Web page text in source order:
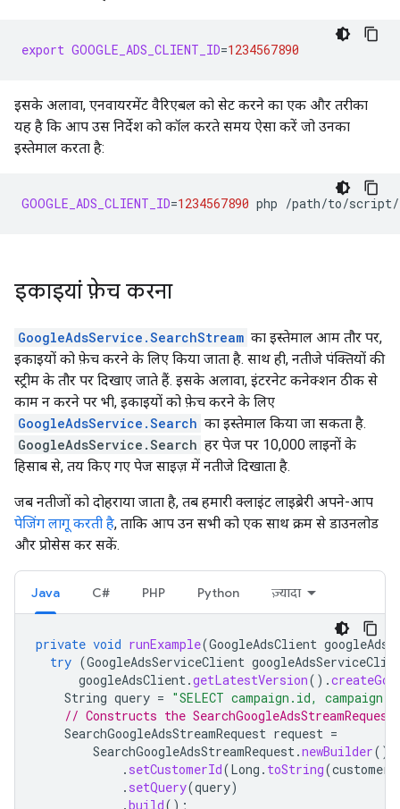
export GOOGLE_ADS_CLIENT_ID=1234567890
इसके अलावा, एनवायरमेंट वैरिएबल को सेट करने का एक और तरीका
यह है कि आप उस निर्देश को कॉल करते समय ऐसा करें जो उनका
इस्तेमाल करता है:
GOOGLE_ADS_CLIENT_ID=1234567890 php
इकाइयां फ़ेच करना
GoogleAdsService.SearchStream का इस्तेमाल आम तौर पर,
इकाइयों को फ़ेच करने के लिए किया जाता है. साथ ही, नतीजे पंक्तियों की
स्ट्रीम के तौर पर दिखाए जाते हैं. इसके अलावा, इंटरनेट कनेक्शन ठीक से
काम न करने पर भी, इकाइयों को फ़ेच करने के लिए
GoogleAdsService.Search का इस्तेमाल किया जा सकता है.
GoogleAdsService.Search हर पेज पर 10,000 लाइनों के
हिसाब से, तय किए गए पेज साइज़ में नतीजे दिखाता है.
जब नतीजों को दोहराया जाता है, तब हमारी क्लाइंट लाइब्रेरी अपने-आप
पेजिंग लागू करती है, ताकि आप उन सभी को एक साथ क्रम से डाउनलोड
और प्रोसेस कर सकें.
Java C# PHP Python ज़्यादा
private void runExample(GoogleAdsClient
try (GoogleAdsServiceClient
googleAdsClient.getLatestVersion().
String query = "SELECT campaign.id,
// Constructs the
SearchGoogleAdsStreamRequest request =
SearchGoogleAdsStreamRequest.newBuilder()
. setCustomerId(Long . toString(
. setQuery(query)
.build();